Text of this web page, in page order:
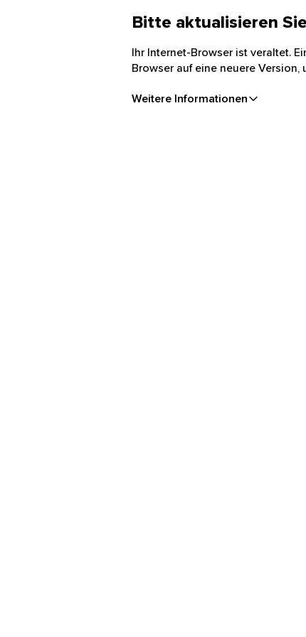
Bitte aktualisieren
Ihr Internet-Browser ist veraltet.
Browser auf eine neuere
Weitere Informationen